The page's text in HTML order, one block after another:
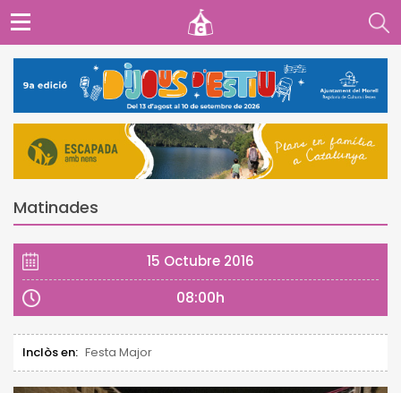
Matinades
15 Octubre 2016
08:00h
Inclòs en: Festa Major